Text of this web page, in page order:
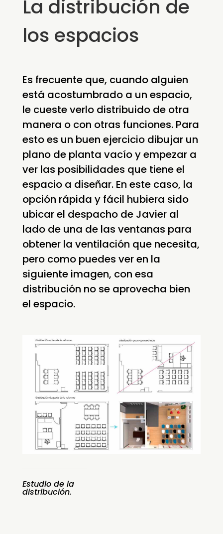
La distribución de
los espacios
Es frecuente que, cuando alguien
está acostumbrado a un espacio,
le cueste verlo distribuido de otra
manera o con otras funciones. Para
esto es un buen ejercicio dibujar un
plano de planta vacío y empezar a
ver las posibilidades que tiene el
espacio a diseñar. En este caso, la
opción rápida y fácil hubiera sido
ubicar el despacho de Javier al
lado de una de las ventanas para
obtener la ventilación que necesita,
pero como puedes ver en la
siguiente imagen, con esa
distribución no se aprovecha bien
el espacio.
Estudio de la
distribución.